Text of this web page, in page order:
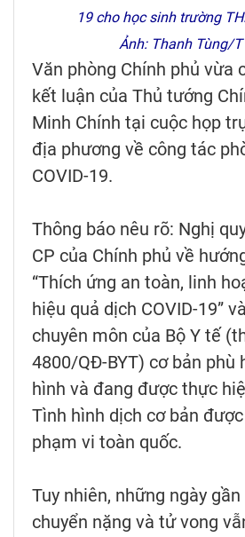
19 cho học sinh trường
Ảnh: Thanh Tùng/
Văn phòng Chính phủ vừa
kết luận của Thủ tướng
Minh Chính tại cuộc họp
địa phương về công tác
COVID-19.
Thông báo nêu rõ: Nghị
CP của Chính phủ về
“Thích ứng an toàn, linh
hiệu quả dịch COVID-19”
chuyên môn của Bộ Y tế
4800/QĐ-BYT) cơ bản phù
hình và đang được thực
Tình hình dịch cơ bản
phạm vi toàn quốc.
Tuy nhiên, những ngày
chuyển nặng và tử vong